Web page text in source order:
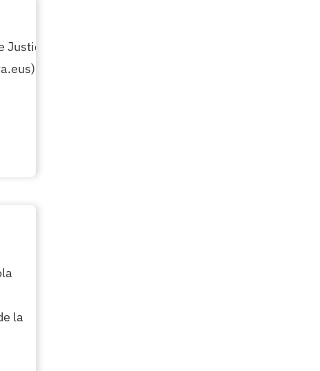
Alimentaria y partícipe en la
por su campaña "Ikastetxerik ez
la